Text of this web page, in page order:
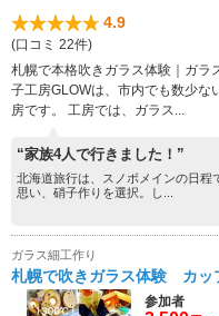
4.9
(口コミ 22件)
札幌で本格吹きガラス体験｜ガラ
子工房GLOWは、市内でも数少な
房です。 工房では、ガラス...
“家族4人で行きました！”
北海道旅行は、スノボメインの日程
思い、硝子作りを選択。し...
ガラス細工作り
札幌で吹きガラス体験 カッ
参加者